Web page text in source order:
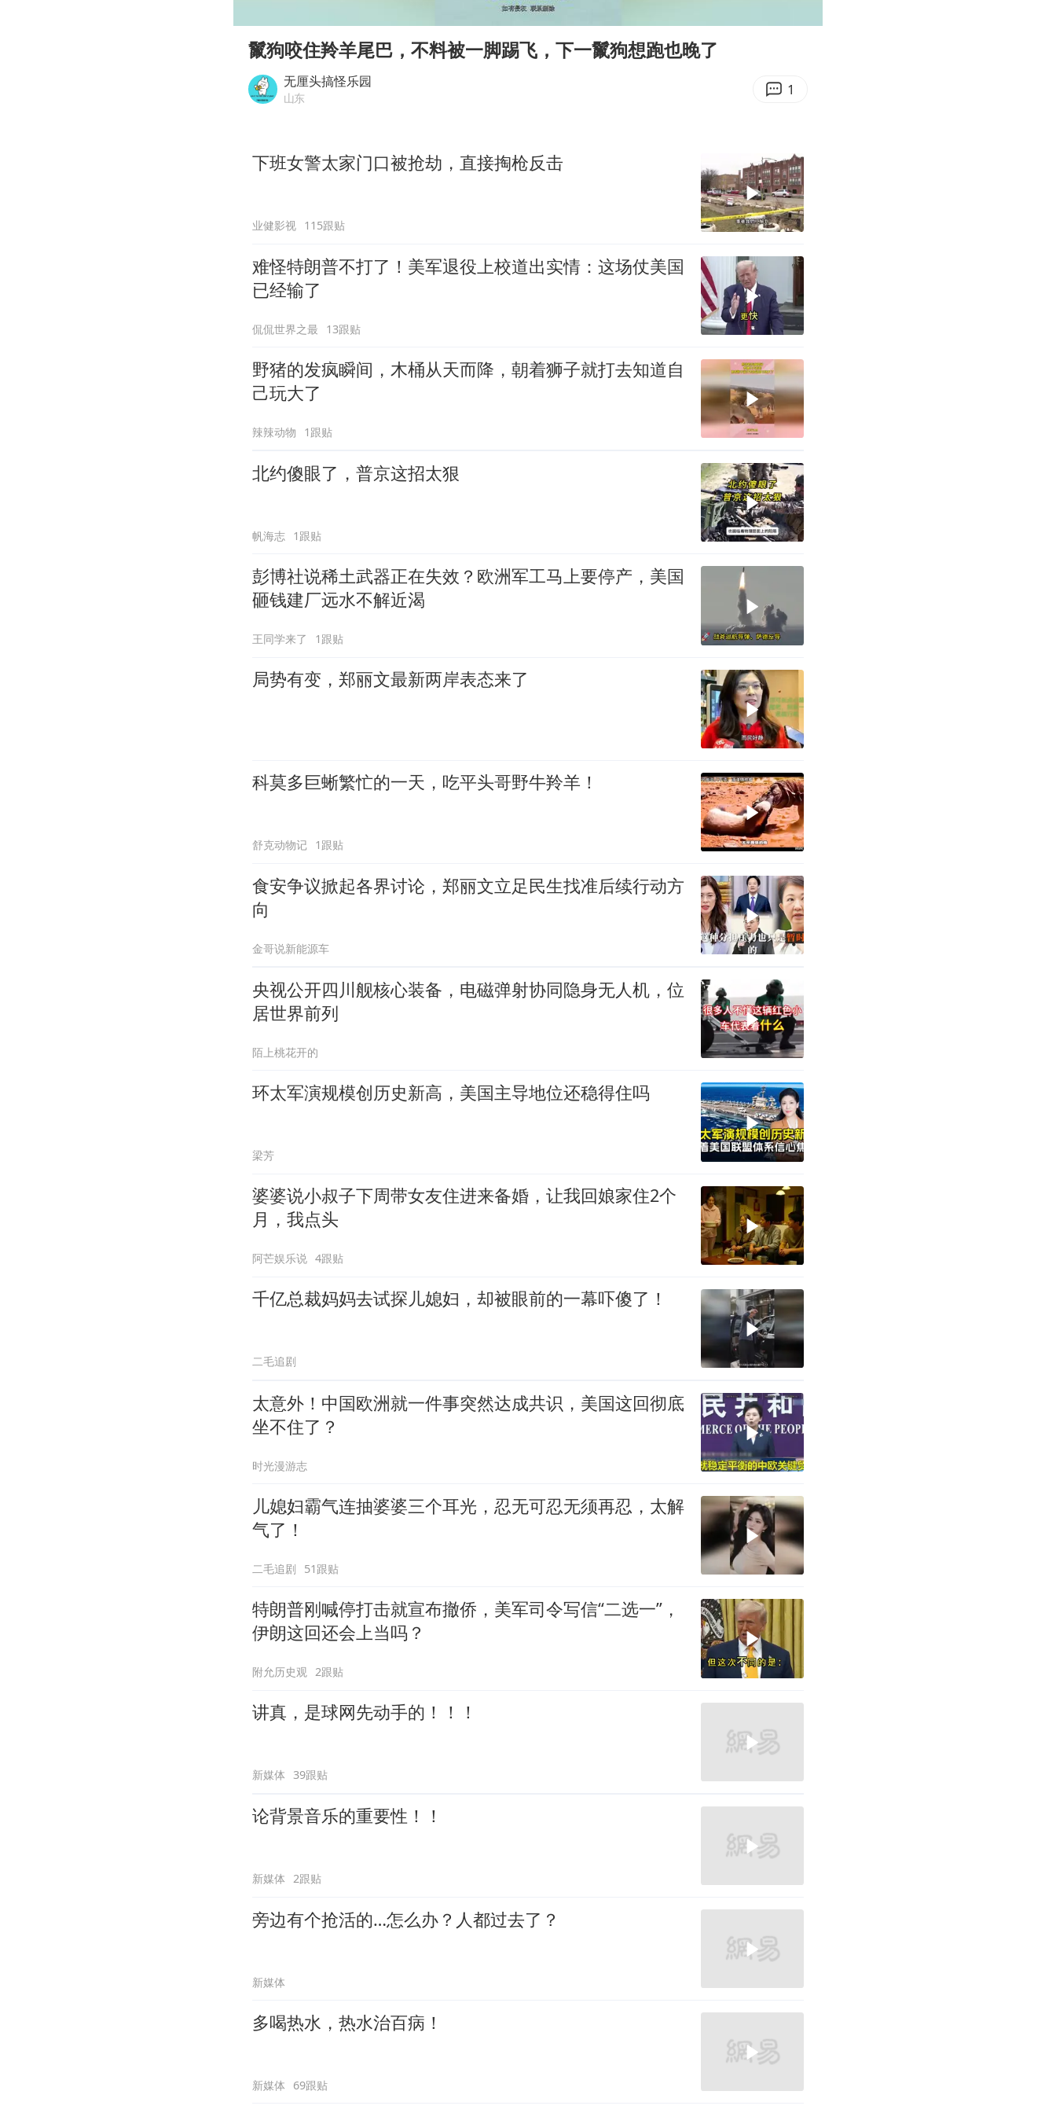
日本广岛民众举行游行反对政府行径
实探山东最热的“中国蔬菜之乡”
女子开一天一夜空调后二氧化碳中毒
船舶避风项目停工 多地全力防台风
鬣狗咬住羚羊尾巴，不料被一脚踢飞，下一鬣狗想跑也晚了
无厘头搞怪乐园
山东 1
下班女警太家门口被抢劫，直接掏枪反击
业健影视 115跟贴
难怪特朗普不打了！美军退役上校道出实情：这场仗美国
已经输了
侃侃世界之最 13跟贴
野猪的发疯瞬间，木桶从天而降，朝着狮子就打去知道自
己玩大了
辣辣动物 1跟贴
北约傻眼了，普京这招太狠
帆海志 1跟贴
彭博社说稀土武器正在失效？欧洲军工马上要停产，美国
砸钱建厂远水不解近渴
王同学来了 1跟贴
局势有变，郑丽文最新两岸表态来了
科莫多巨蜥繁忙的一天，吃平头哥野牛羚羊！
舒克动物记 1跟贴
食安争议掀起各界讨论，郑丽文立足民生找准后续行动方
向
金哥说新能源车
央视公开四川舰核心装备，电磁弹射协同隐身无人机，位
居世界前列
陌上桃花开的
环太军演规模创历史新高，美国主导地位还稳得住吗
梁芳
婆婆说小叔子下周带女友住进来备婚，让我回娘家住2个
月，我点头
阿芒娱乐说 4跟贴
千亿总裁妈妈去试探儿媳妇，却被眼前的一幕吓傻了！
二毛追剧
太意外！中国欧洲就一件事突然达成共识，美国这回彻底
坐不住了？
时光漫游志
儿媳妇霸气连抽婆婆三个耳光，忍无可忍无须再忍，太解
气了！
二毛追剧 51跟贴
特朗普刚喊停打击就宣布撤侨，美军司令写信“二选一”，
伊朗这回还会上当吗？
附允历史观 2跟贴
讲真，是球网先动手的！！！
新媒体 39跟贴
论背景音乐的重要性！！
新媒体 2跟贴
旁边有个抢活的…怎么办？人都过去了？
新媒体
多喝热水，热水治百病！
新媒体 69跟贴